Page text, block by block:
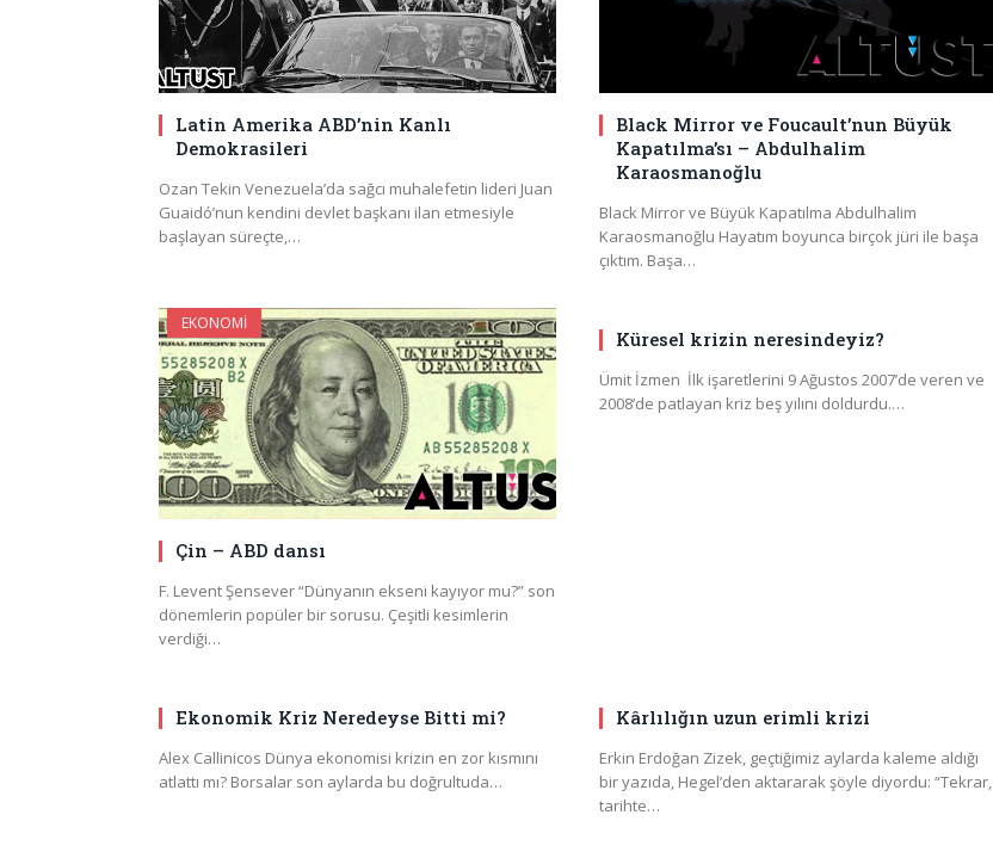
Latin Amerika ABD’nin Kanlı
Demokrasileri
Ozan Tekin Venezuela’da sağcı muhalefetin lideri Juan
Guaidó’nun kendini devlet başkanı ilan etmesiyle
başlayan süreçte,…
Black Mirror ve Foucault’nun Büyük
Kapatılma’sı – Abdulhalim
Karaosmanoğlu
Black Mirror ve Büyük Kapatılma Abdulhalim
Karaosmanoğlu Hayatım boyunca birçok jüri ile başa
çıktım. Başa…
EKONOMI
Çin – ABD dansı
F. Levent Şensever “Dünyanın ekseni kayıyor mu?” son
dönemlerin popüler bir sorusu. Çeşitli kesimlerin
verdiği…
Küresel krizin neresindeyiz?
Ümit İzmen İlk işaretlerini 9 Ağustos 2007’de veren ve
2008’de patlayan kriz beş yılını doldurdu.…
Ekonomik Kriz Neredeyse Bitti mi?
Alex Callinicos Dünya ekonomisi krizin en zor kısmını
atlattı mı? Borsalar son aylarda bu doğrultuda…
Kârlılığın uzun erimli krizi
Erkin Erdoğan Zizek, geçtiğimiz aylarda kaleme aldığı
bir yazıda, Hegel’den aktararak şöyle diyordu: “Tekrar,
tarihte…